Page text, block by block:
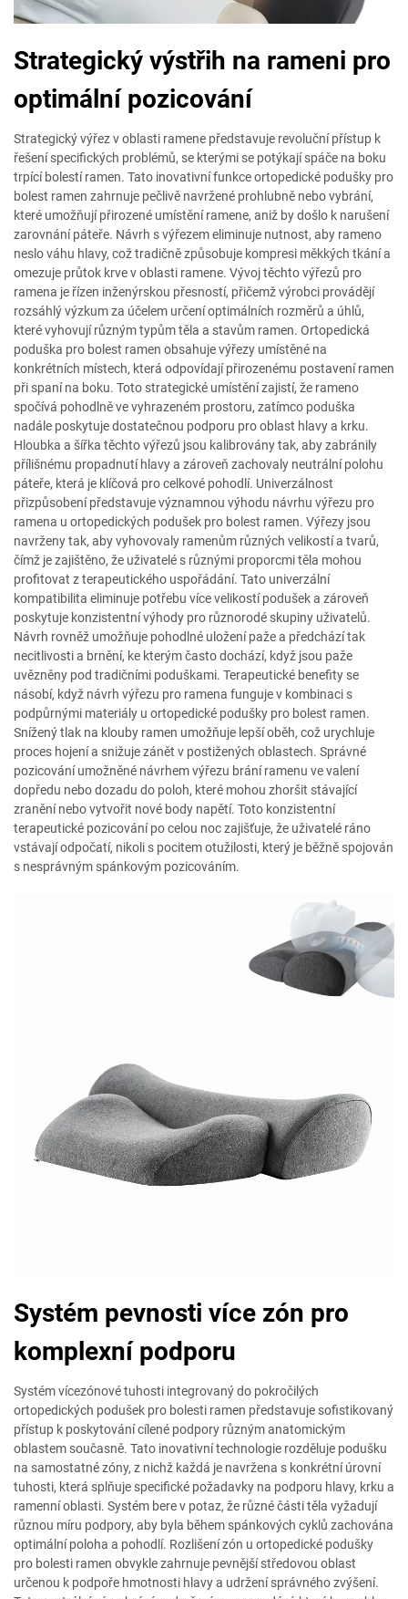
Strategický výstřih na rameni pro
optimální pozicování
Strategický výřez v oblasti ramene představuje revoluční přístup k
řešení specifických problémů, se kterými se potýkají spáče na boku
trpící bolestí ramen. Tato inovativní funkce ortopedické podušky pro
bolest ramen zahrnuje pečlivě navržené prohlubně nebo vybrání,
které umožňují přirozené umístění ramene, aniž by došlo k narušení
zarovnání páteře. Návrh s výřezem eliminuje nutnost, aby rameno
neslo váhu hlavy, což tradičně způsobuje kompresi měkkých tkání a
omezuje průtok krve v oblasti ramene. Vývoj těchto výřezů pro
ramena je řízen inženýrskou přesností, přičemž výrobci provádějí
rozsáhlý výzkum za účelem určení optimálních rozměrů a úhlů,
které vyhovují různým typům těla a stavům ramen. Ortopedická
poduška pro bolest ramen obsahuje výřezy umístěné na
konkrétních místech, která odpovídají přirozenému postavení ramen
při spaní na boku. Toto strategické umístění zajistí, že rameno
spočívá pohodlně ve vyhrazeném prostoru, zatímco poduška
nadále poskytuje dostatečnou podporu pro oblast hlavy a krku.
Hloubka a šířka těchto výřezů jsou kalibrovány tak, aby zabránily
přílišnému propadnutí hlavy a zároveň zachovaly neutrální polohu
páteře, která je klíčová pro celkové pohodlí. Univerzálnost
přizpůsobení představuje významnou výhodu návrhu výřezu pro
ramena u ortopedických podušek pro bolest ramen. Výřezy jsou
navrženy tak, aby vyhovovaly ramenům různých velikostí a tvarů,
čímž je zajištěno, že uživatelé s různými proporcmi těla mohou
profitovat z terapeutického uspořádání. Tato univerzální
kompatibilita eliminuje potřebu více velikostí podušek a zároveň
poskytuje konzistentní výhody pro různorodé skupiny uživatelů.
Návrh rovněž umožňuje pohodlné uložení paže a předchází tak
necitlivosti a brnění, ke kterým často dochází, když jsou paže
uvězněny pod tradičními poduškami. Terapeutické benefity se
násobí, když návrh výřezu pro ramena funguje v kombinaci s
podpůrnými materiály u ortopedické podušky pro bolest ramen.
Snížený tlak na klouby ramen umožňuje lepší oběh, což urychluje
proces hojení a snižuje zánět v postižených oblastech. Správné
pozicování umožněné návrhem výřezu brání ramenu ve valení
dopředu nebo dozadu do poloh, které mohou zhoršit stávající
zranění nebo vytvořit nové body napětí. Toto konzistentní
terapeutické pozicování po celou noc zajišťuje, že uživatelé ráno
vstávají odpočatí, nikoli s pocitem otužilosti, který je běžně spojován
s nesprávným spánkovým pozicováním.
Systém pevnosti více zón pro
komplexní podporu
Systém vícezónové tuhosti integrovaný do pokročilých
ortopedických podušek pro bolesti ramen představuje sofistikovaný
přístup k poskytování cílené podpory různým anatomickým
oblastem současně. Tato inovativní technologie rozděluje podušku
na samostatné zóny, z nichž každá je navržena s konkrétní úrovní
tuhosti, která splňuje specifické požadavky na podporu hlavy, krku a
ramenní oblasti. Systém bere v potaz, že různé části těla vyžadují
různou míru podpory, aby byla během spánkových cyklů zachována
optimální poloha a pohodlí. Rozlišení zón u ortopedické podušky
pro bolesti ramen obvykle zahrnuje pevnější středovou oblast
určenou k podpoře hmotnosti hlavy a udržení správného zvýšení.